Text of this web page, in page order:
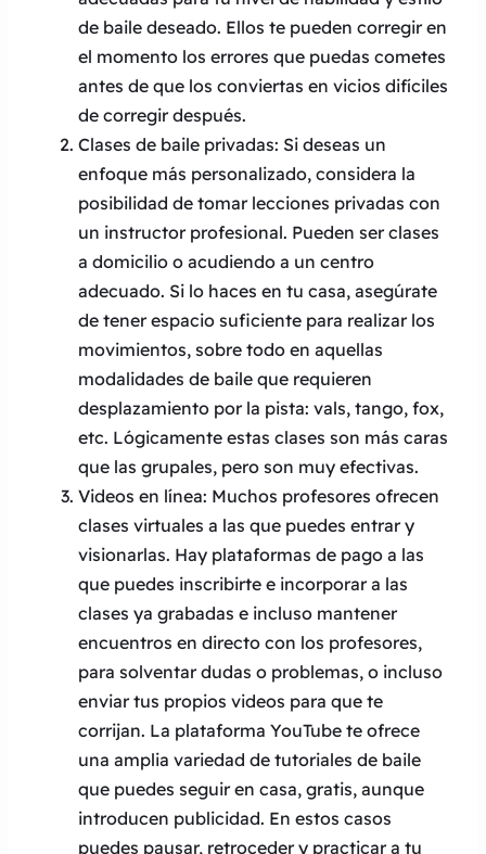
de baile deseado. Ellos te pueden corregir en
el momento los errores que puedas cometes
antes de que los conviertas en vicios difíciles
de corregir después.
Clases de baile privadas: Si deseas un
enfoque más personalizado, considera la
posibilidad de tomar lecciones privadas con
un instructor profesional. Pueden ser clases
a domicilio o acudiendo a un centro
adecuado. Si lo haces en tu casa, asegúrate
de tener espacio suficiente para realizar los
movimientos, sobre todo en aquellas
modalidades de baile que requieren
desplazamiento por la pista: vals, tango, fox,
etc. Lógicamente estas clases son más caras
que las grupales, pero son muy efectivas.
Videos en línea: Muchos profesores ofrecen
clases virtuales a las que puedes entrar y
visionarlas. Hay plataformas de pago a las
que puedes inscribirte e incorporar a las
clases ya grabadas e incluso mantener
encuentros en directo con los profesores,
para solventar dudas o problemas, o incluso
enviar tus propios videos para que te
corrijan. La plataforma YouTube te ofrece
una amplia variedad de tutoriales de baile
que puedes seguir en casa, gratis, aunque
introducen publicidad. En estos casos
puedes pausar, retroceder y practicar a tu